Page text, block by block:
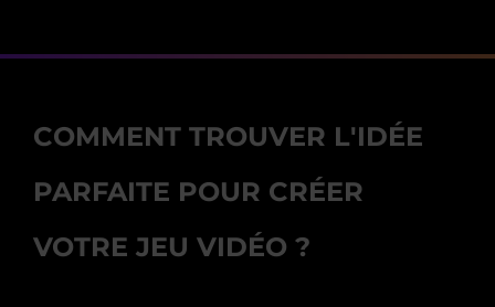
COMMENT TROUVER L'IDÉE
PARFAITE POUR CRÉER
VOTRE JEU VIDÉO ?